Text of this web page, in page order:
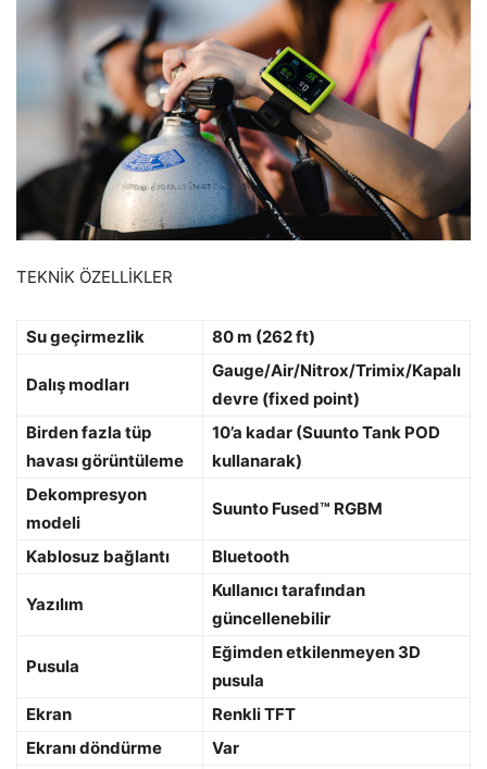
TEKNİK ÖZELLİKLER
Su geçirmezlik 80 m (262 ft)
Dalış modları
Gauge/Air/Nitrox/Trimix/Kapalı
devre (fixed point)
Birden fazla tüp
havası görüntüleme
10’a kadar (Suunto Tank POD
kullanarak)
Dekompresyon
modeli
Suunto Fused™ RGBM
Kablosuz bağlantı Bluetooth
Yazılım
Kullanıcı tarafından
güncellenebilir
Pusula
Eğimden etkilenmeyen 3D
pusula
Ekran
Renkli TFT
Ekranı döndürme
Var